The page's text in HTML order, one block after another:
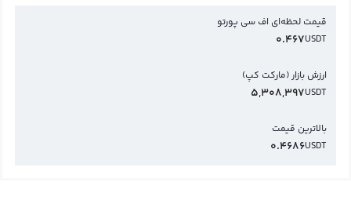
قیمت لحظه‌ای اف سی پورتو
USDT
0.467
ارزش بازار (مارکت کپ)
USDT
5,308,397
بالاترین قیمت
USDT
0.4686